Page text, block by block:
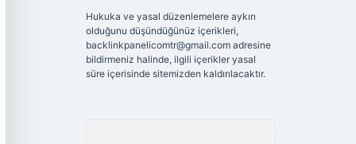
Hukuka ve yasal düzenlemelere aykırı
olduğunu düşündüğünüz içerikleri,
backlinkpanelicomtr@gmail.comadresine
bildirmeniz halinde, ilgili içerikler yasal
süre içerisinde sitemizden kaldırılacaktır.